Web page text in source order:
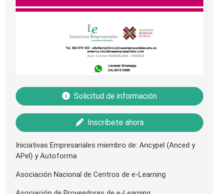
Solicitud de información
Inscríbete ahora
Iniciativas Empresariales miembro de: Ancypel (Anced y
APel) y Autoforma
Asociación Nacional de Centros de e-Learning